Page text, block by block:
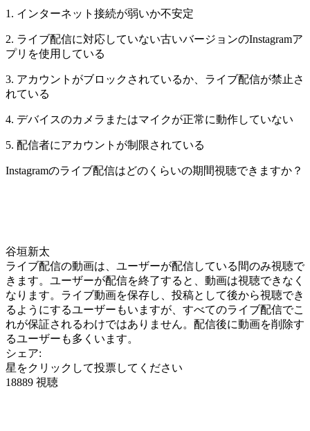
1. インターネット接続が弱いか不安定
2. ライブ配信に対応していない古いバージョンのInstagramア
プリを使用している
3. アカウントがブロックされているか、ライブ配信が禁止さ
れている
4. デバイスのカメラまたはマイクが正常に動作していない
5. 配信者にアカウントが制限されている
Instagramのライブ配信はどのくらいの期間視聴できますか？
谷垣新太
ライブ配信の動画は、ユーザーが配信している間のみ視聴で
きます。ユーザーが配信を終了すると、動画は視聴できなく
なります。ライブ動画を保存し、投稿として後から視聴でき
るようにするユーザーもいますが、すべてのライブ配信でこ
れが保証されるわけではありません。配信後に動画を削除す
るユーザーも多くいます。
シェア:
星をクリックして投票してください
18889 視聴